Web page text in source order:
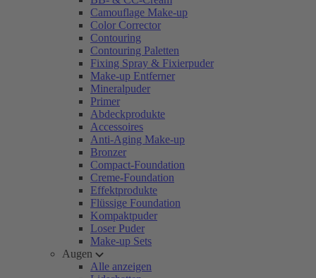
Camouflage Make-up
Color Corrector
Contouring
Contouring Paletten
Fixing Spray & Fixierpuder
Make-up Entferner
Mineralpuder
Primer
Abdeckprodukte
Accessoires
Anti-Aging Make-up
Bronzer
Compact-Foundation
Creme-Foundation
Effektprodukte
Flüssige Foundation
Kompaktpuder
Loser Puder
Make-up Sets
Augen
Alle anzeigen